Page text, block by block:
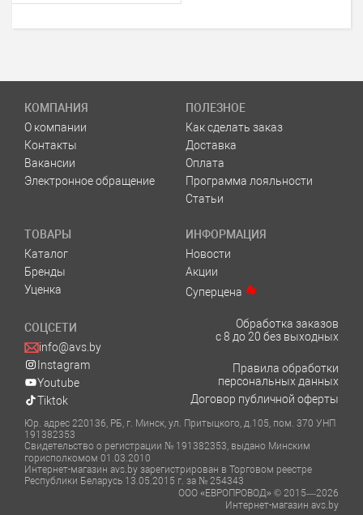
КОМПАНИЯ
О компании
Контакты
Вакансии
Электронное обращение
ПОЛЕЗНОЕ
Как сделать заказ
Доставка
Оплата
Программа лояльности
Статьи
ТОВАРЫ
Каталог
Бренды
Уценка
ИНФОРМАЦИЯ
Новости
Акции
Суперцена
СОЦСЕТИ
info@avs.by
Instagram
Youtube
Tiktok
Обработка заказов
с 8 до 20 без выходных
Правила обработки
персональных данных
Договор публичной оферты
Юр. адрес 220136, РБ, г. Минск, ул. Притыцкого, д.105, пом. 370 УНП
191382353
Свидетельство о регистрации № 191382353, выдано Минским
горисполкомом 01.03.2010
Интернет-магазин avs.by зарегистрирован в Торговом реестре
Республики Беларусь 13.05.2015 г. за № 254343
ООО «ЕВРОПРОВОД» © 2015—2026
Интернет-магазин avs.by